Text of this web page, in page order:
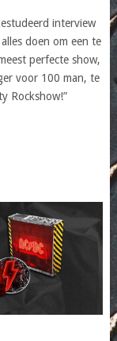
interview
doen om een te
perfecte show,
voor 100 man, te
Rockshow!”